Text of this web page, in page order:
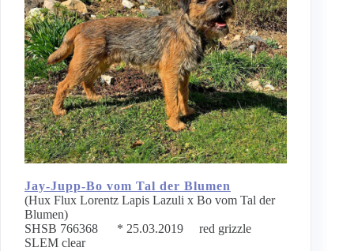
Jay-Jupp-Bo vom Tal der Blumen
(Hux Flux Lorentz Lapis Lazuli x Bo vom Tal der
Blumen)
SHSB 766368 * 25.03.2019 red grizzle
SLEM clear